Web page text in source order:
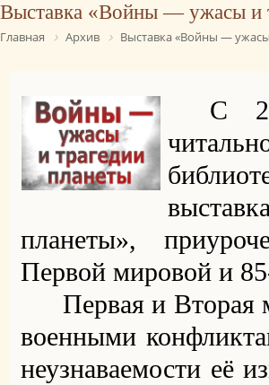
Выставка «Войны — ужасы и
Главная Архив Выставка «Войны —
С
планеты»,
Первой мировой и
Первая и Вторая
военными
неузнаваемости её